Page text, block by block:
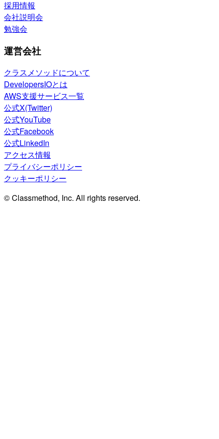
採用情報
会社説明会
勉強会
運営会社
クラスメソッドについて
DevelopersIOとは
AWS支援サービス一覧
公式X(Twitter)
公式YouTube
公式Facebook
公式LinkedIn
アクセス情報
プライバシーポリシー
クッキーポリシー
© Classmethod, Inc. All rights reserved.